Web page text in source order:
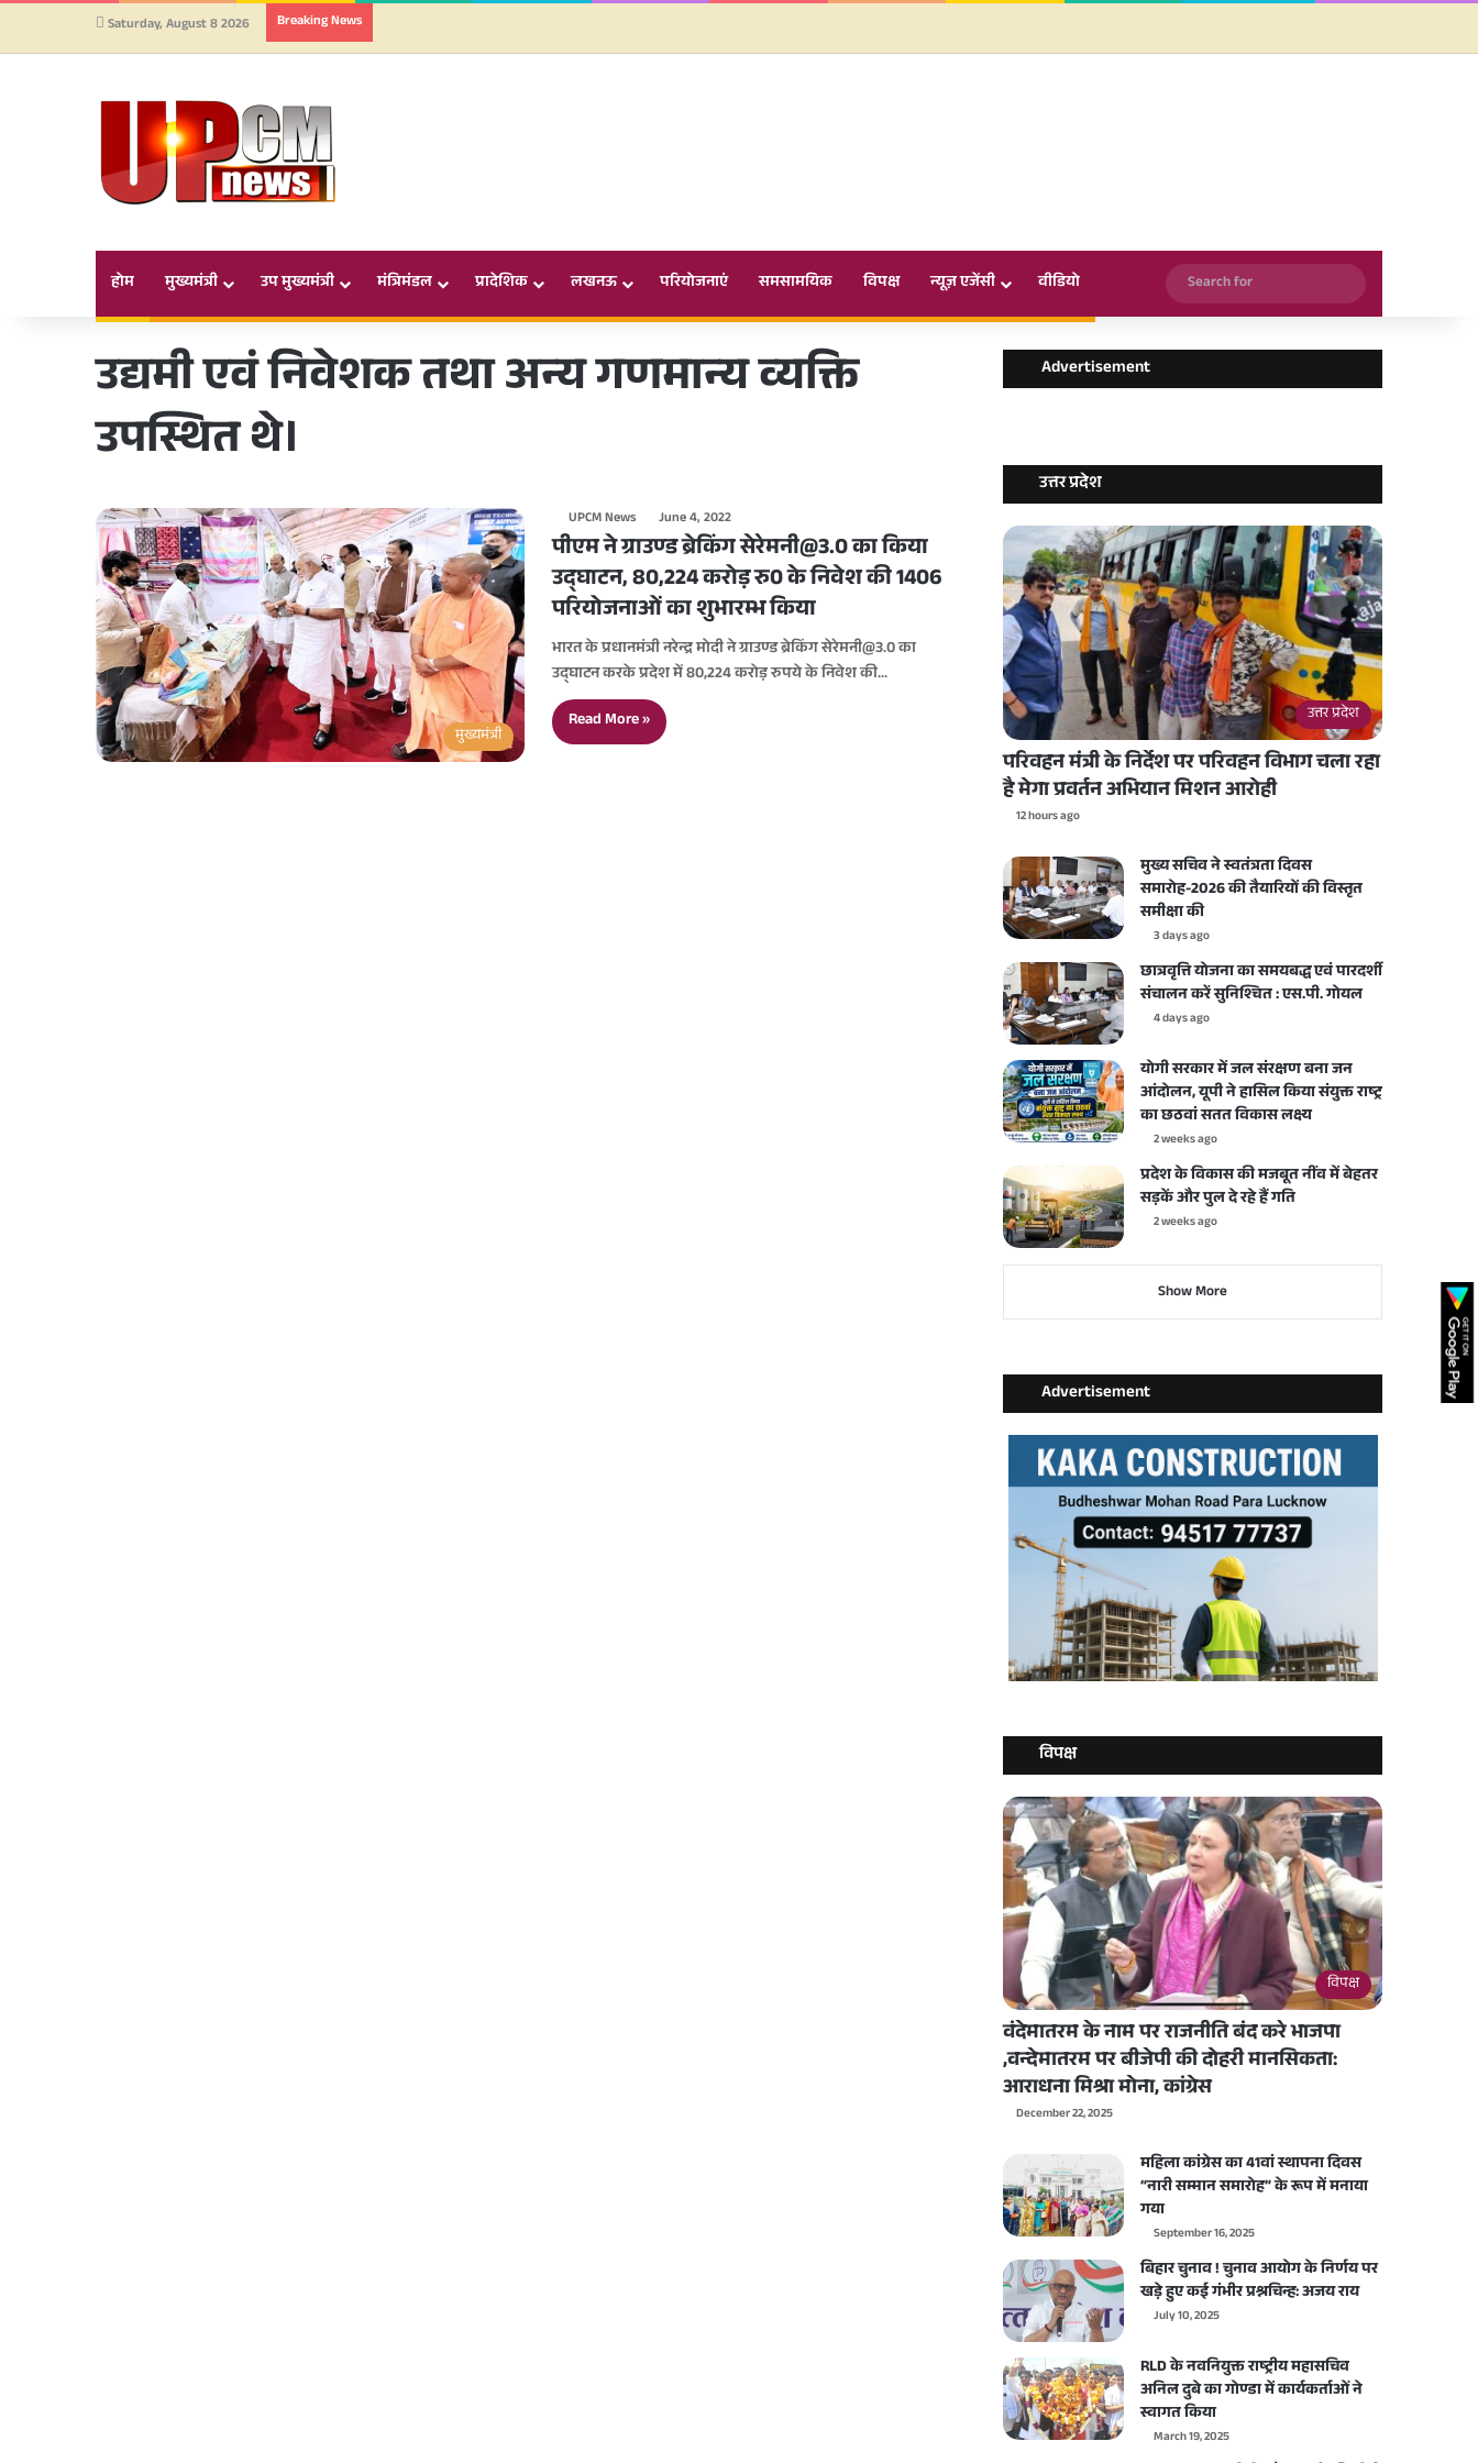
Saturday, August 8 2026 Breaking News
होम मुख्यमंत्री उप मुख्यमंत्री मंत्रिमंडल प्रादेशिक लखनऊ परियोजनाएं समसामयिक विपक्ष न्यूज़ एजेंसी वीडियो
Search
for
उद्यमी एवं निवेशक तथा अन्य गणमान्य व्यक्ति
उपस्थित थे।
मुख्यमंत्री
UPCM News June 4, 2022
पीएम ने ग्राउण्ड ब्रेकिंग सेरेमनी@3.0 का किया
उद्घाटन, 80,224 करोड़ रु0 के निवेश की 1406
परियोजनाओं का शुभारम्भ किया
भारत के प्रधानमंत्री नरेन्द्र मोदी ने ग्राउण्ड ब्रेकिंग सेरेमनी@3.0 का
उद्घाटन करके प्रदेश में 80,224 करोड़ रुपये के निवेश की…
Read More »
Advertisement
उत्तर प्रदेश
उत्तर प्रदेश
परिवहन मंत्री के निर्देश पर परिवहन विभाग चला रहा
है मेगा प्रवर्तन अभियान मिशन आरोही
12 hours ago
मुख्य सचिव ने स्वतंत्रता दिवस
समारोह-2026 की तैयारियों की विस्तृत
समीक्षा की
3 days ago
छात्रवृत्ति योजना का समयबद्ध एवं पारदर्शी
संचालन करें सुनिश्चित : एस.पी. गोयल
4 days ago
योगी सरकार में जल संरक्षण बना जन
आंदोलन, यूपी ने हासिल किया संयुक्त राष्ट्र
का छठवां सतत विकास लक्ष्य
2 weeks ago
प्रदेश के विकास की मजबूत नींव में बेहतर
सड़कें और पुल दे रहे हैं गति
2 weeks ago
Show More
Advertisement
विपक्ष
विपक्ष
वंदेमातरम के नाम पर राजनीति बंद करे भाजपा
,वन्देमातरम पर बीजेपी की दोहरी मानसिकता:
आराधना मिश्रा मोना, कांग्रेस
December 22, 2025
महिला कांग्रेस का 41वां स्थापना दिवस
“नारी सम्मान समारोह” के रूप में मनाया
गया
September 16, 2025
बिहार चुनाव ! चुनाव आयोग के निर्णय पर
खड़े हुए कई गंभीर प्रश्नचिन्ह: अजय राय
July 10, 2025
RLD के नवनियुक्त राष्ट्रीय महासचिव
अनिल दुबे का गोण्डा में कार्यकर्ताओं ने
स्वागत किया
March 19, 2025